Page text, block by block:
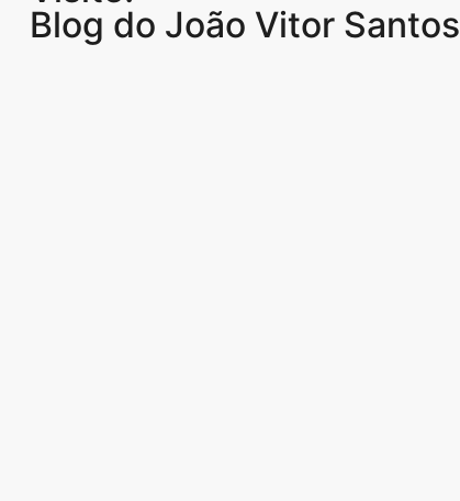
Blog do João Vitor Santos